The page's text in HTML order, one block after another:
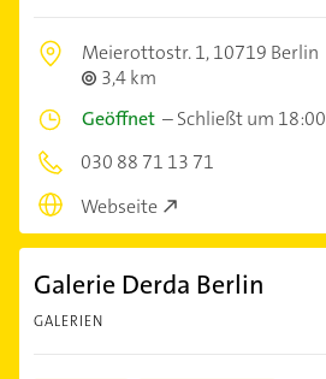
Meierottostr. 1,10719 Berlin
3,4 km
Geöffnet –Schließt um 18:00
030 88 71 13 71
Webseite
Galerie Derda Berlin
GALERIEN